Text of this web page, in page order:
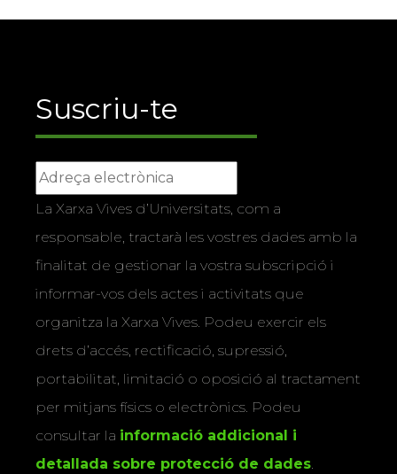
Suscriu-te
La Xarxa Vives d’Universitats, com a
responsable, tractarà les vostres dades amb la
finalitat de gestionar la vostra subscripció i
informar-vos dels actes i activitats que
organitza la Xarxa Vives. Podeu exercir els
drets d’accés, rectificació, supressió,
portabilitat, limitació o oposició al tractament
per mitjans físics o electrònics. Podeu
consultar la informació addicional i
detallada sobre protecció de dades.